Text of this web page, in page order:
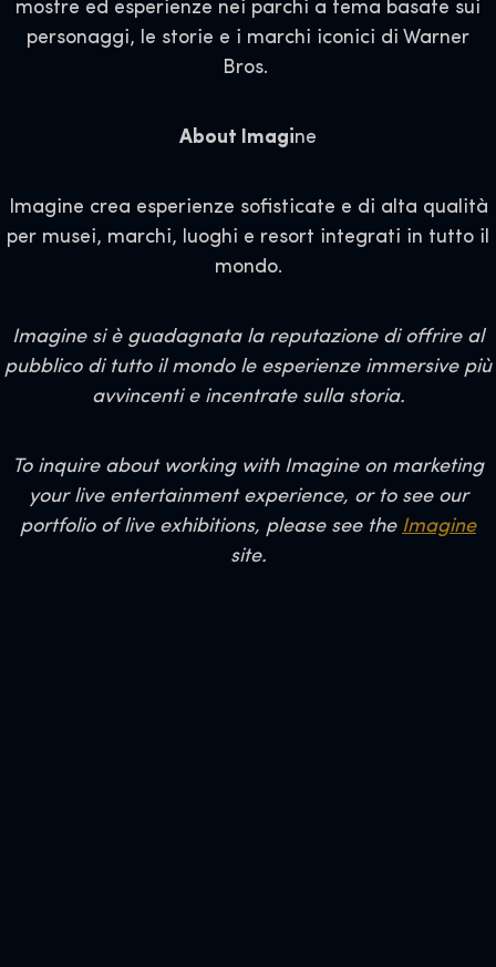
mostre ed esperienze nei parchi a tema basate sui
personaggi, le storie e i marchi iconici di Warner
Bros.
About Imagine
Imagine crea esperienze sofisticate e di alta qualità
per musei, marchi, luoghi e resort integrati in tutto il
mondo.
Imagine si è guadagnata la reputazione di offrire al
pubblico di tutto il mondo le esperienze immersive più
avvincenti e incentrate sulla storia.
To inquire about working with Imagine on marketing
your live entertainment experience, or to see our
portfolio of live exhibitions, please see the Imagine
site.